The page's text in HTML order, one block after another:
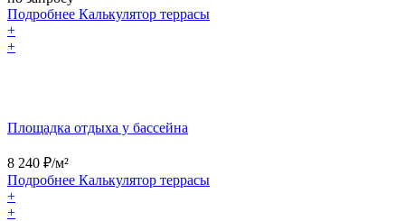
Подробнее Калькулятор террасы
+
+
Площадка отдыха у бассейна
8 240 ₽/м²
Подробнее Калькулятор террасы
+
+